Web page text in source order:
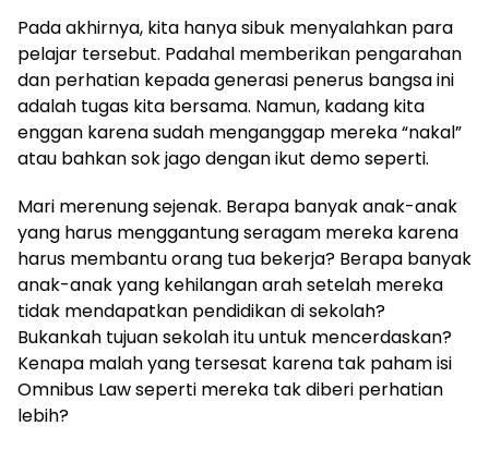
Pada akhirnya, kita hanya sibuk menyalahkan para
pelajar tersebut. Padahal memberikan pengarahan
dan perhatian kepada generasi penerus bangsa ini
adalah tugas kita bersama. Namun, kadang kita
enggan karena sudah menganggap mereka “nakal”
atau bahkan sok jago dengan ikut demo seperti.
Mari merenung sejenak. Berapa banyak anak-anak
yang harus menggantung seragam mereka karena
harus membantu orang tua bekerja? Berapa banyak
anak-anak yang kehilangan arah setelah mereka
tidak mendapatkan pendidikan di sekolah?
Bukankah tujuan sekolah itu untuk mencerdaskan?
Kenapa malah yang tersesat karena tak paham isi
Omnibus Law seperti mereka tak diberi perhatian
lebih?